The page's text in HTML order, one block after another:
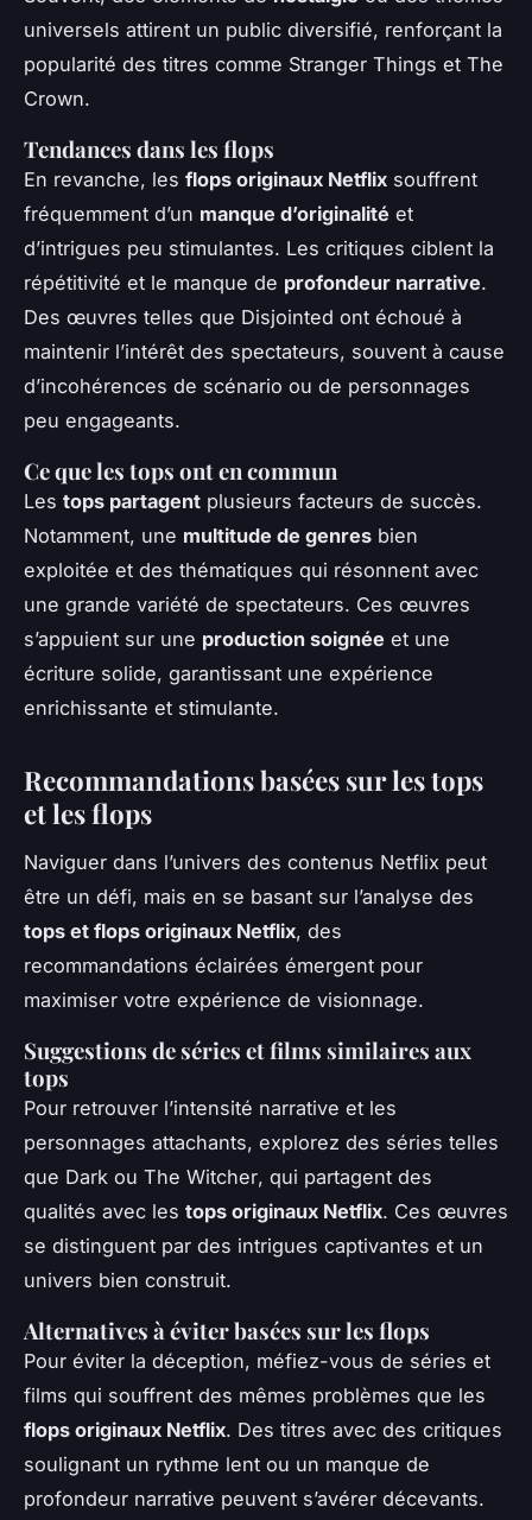
universels attirent un public diversifié, renforçant la
popularité des titres comme Stranger Things et The
Crown.
Tendances dans les flops
En revanche, les flops originaux Netflix souffrent
fréquemment d’un manque d’originalité et
d’intrigues peu stimulantes. Les critiques ciblent la
répétitivité et le manque de profondeur narrative.
Des œuvres telles que Disjointed ont échoué à
maintenir l’intérêt des spectateurs, souvent à cause
d’incohérences de scénario ou de personnages
peu engageants.
Ce que les tops ont en commun
Les tops partagent plusieurs facteurs de succès.
Notamment, une multitude de genres bien
exploitée et des thématiques qui résonnent avec
une grande variété de spectateurs. Ces œuvres
s’appuient sur une production soignée et une
écriture solide, garantissant une expérience
enrichissante et stimulante.
Recommandations basées sur les tops
et les flops
Naviguer dans l’univers des contenus Netflix peut
être un défi, mais en se basant sur l’analyse des
tops et flops originaux Netflix, des
recommandations éclairées émergent pour
maximiser votre expérience de visionnage.
Suggestions de séries et films similaires aux
tops
Pour retrouver l’intensité narrative et les
personnages attachants, explorez des séries telles
que Dark ou The Witcher, qui partagent des
qualités avec les tops originaux Netflix. Ces œuvres
se distinguent par des intrigues captivantes et un
univers bien construit.
Alternatives à éviter basées sur les flops
Pour éviter la déception, méfiez-vous de séries et
films qui souffrent des mêmes problèmes que les
flops originaux Netflix. Des titres avec des critiques
soulignant un rythme lent ou un manque de
profondeur narrative peuvent s’avérer décevants.